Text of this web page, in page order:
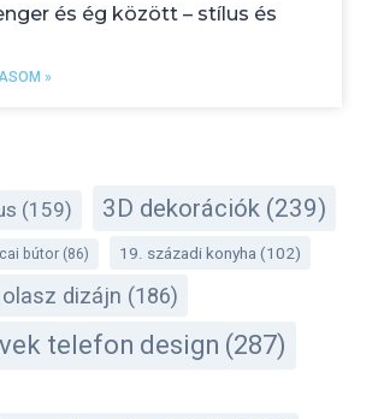
és ég között – stílus és
»
(159) 3D dekorációk (239)
bútor (86) 19. századi konyha (102)
dizájn (186)
telefon design (287)